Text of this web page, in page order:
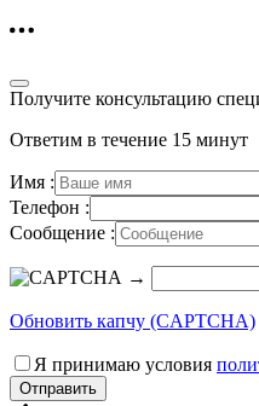
Получите консультацию
Ответим в течение 15 минут
Имя :
Телефон :
Сообщение :
→
Обновить капчу (CAPTCHA)
Я принимаю условия
Отправить